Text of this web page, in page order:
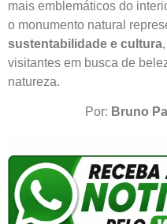
mais emblemáticos do
o monumento natural
sustentabilidade e cultura
visitantes em busca de
natureza.
Por: Bruno